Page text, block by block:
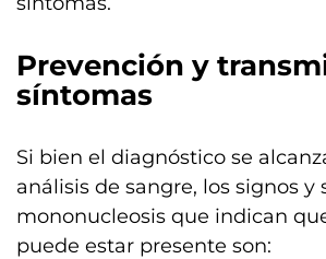
Prevención y
síntomas
Si bien el diagnóstico se
análisis de sangre, los signos y
mononucleosis que indican
puede estar presente son: